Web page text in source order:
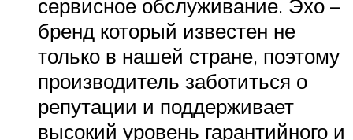
сервисное обслуживание. Эхо –
бренд который известен не
только в нашей стране, поэтому
производитель заботиться о
репутации и поддерживает
высокий уровень гарантийного и